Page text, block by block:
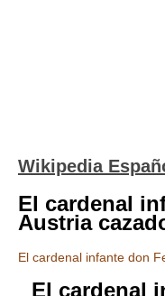
Wikipedia
El cardenal
Austria
El cardenal infante don
El cardenal